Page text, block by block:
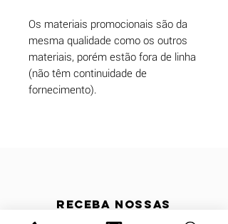
Os materiais promocionais são da
mesma qualidade como os outros
materiais, porém estão fora de linha
(não têm continuidade de
fornecimento).
Receba nossas
atualizações